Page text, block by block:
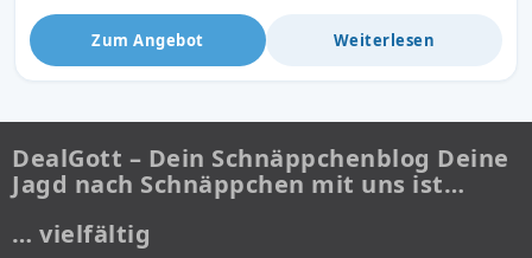
Zum Angebot Weiterlesen
DealGott – Dein Schnäppchenblog Deine
Jagd nach Schnäppchen mit uns ist…
… vielfältig